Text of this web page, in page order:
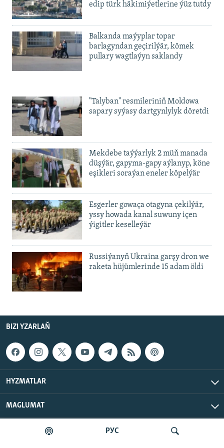
РУС
edip türk häkimiýetlerine ýüz tutdy
Balkanda maýyplar topar
barlagyndan geçirilýär, kömek
pullary wagtlaýyn saklandy
"Talyban" resmileriniň Moldowa
sapary syýasy dartgynlylyk döretdi
Mekdebe taýýarlyk 2 müň manada
düşýär, gapyma-gapy aýlanyp, köne
eşikleri soraýan eneler köpelýär
Esgerler gowaça otagyna çekilýär,
yssy howada kanal suwuny içen
ýigitler keselleýär
Russiýanyň Ukraina garşy dron we
raketa hüjümlerinde 15 adam öldi
BIZI YZARLAŇ
HYZMATLAR
MAGLUMAT
Azat Ýewropa/Azatlyk Radiosy © 2026 RFE/RL, Inc. Ähli